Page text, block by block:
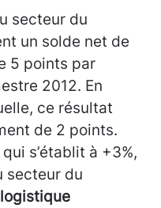
secteur du
un solde net de
5 points par
2012. En
ce résultat
de 2 points.
s’établit à +3%,
secteur du